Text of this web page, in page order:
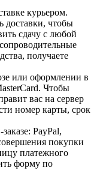
курьером.
доставки, чтобы
сдачу с любой
получаете
или оформлении в
Чтобы
вас на сервер
номер карты, срок
PayPal,
покупки
платежного
форму по